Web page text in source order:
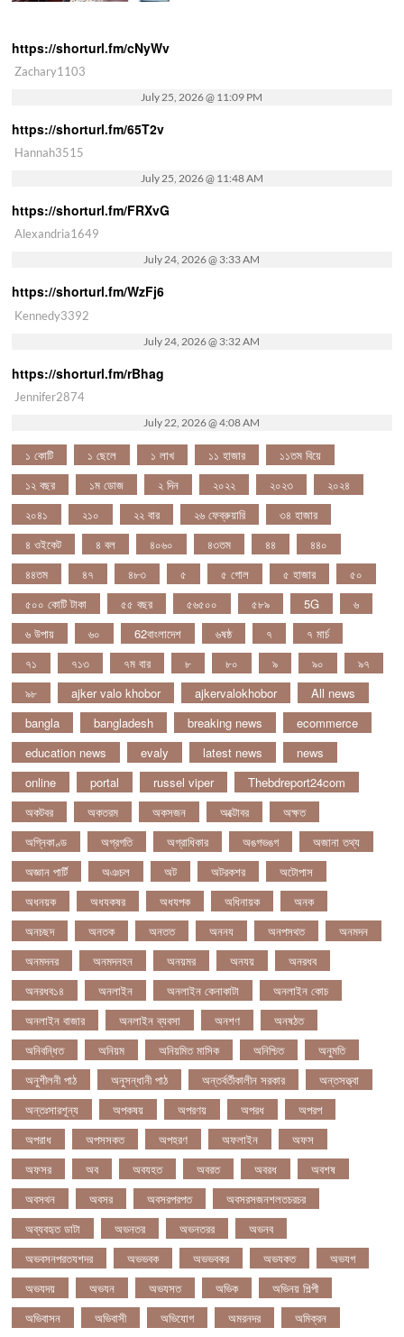
https://shorturl.fm/cNyWv
Zachary1103
July 25, 2026 @ 11:09 PM
https://shorturl.fm/65T2v
Hannah3515
July 25, 2026 @ 11:48 AM
https://shorturl.fm/FRXvG
Alexandria1649
July 24, 2026 @ 3:33 AM
https://shorturl.fm/WzFj6
Kennedy3392
July 24, 2026 @ 3:32 AM
https://shorturl.fm/rBhag
Jennifer2874
July 22, 2026 @ 4:08 AM
১ কোটি ১ ছেলে ১ লাখ ১১ হাজার
১১তম বিয়ে
১২ বছর
১ম ডোজ ২ দিন ২০২২ ২০২৩
২০২৪
২০৪১
২১০ ২২ বার ২৬ ফেব্রুয়ারি
৩৪ হাজার
৪ ওইকেট
৪ বল ৪০৬০ ৪৩তম ৪৪
৪৪০
৪৪তম
৪৭ ৪৮৩ ৫ ৫ গোল ৫ হাজার
৫০
৫০০ কোটি টাকা
৫৫ বছর ৫৬৫০০ ৫৮৯ 5G
৬
৬ উপায়
৬০ 62বাংলাদেশ ৬ষষ্ঠ ৭
৭ মার্চ
৭১
৭১৩ ৭ম বার ৮ ৮০ ৯ ৯০
৯৭
৯৮
ajker valo khobor ajkervalokhobor
All news
bangla
bangladesh breaking news
ecommerce
education news
evaly latest news
news
online
portal russel viper
Thebdreport24com
অকটবর
অকতরম অকসজন অক্টোবর
অক্ষত
অগ্নিকাণ্ড
অগ্রগতি অগ্রাধিকার অঙগভঙগ
অজানা তথ্য
অজ্ঞান পার্টি
অঞচল অট অটরকশর
অটোপাস
অধনয়ক
অধযকষর অধযপক অধিনায়ক
অনক
অনচছদ
অনতক অনতত অননয অনপসথত
অনমদন
অনমদনর
অনমদনহন অনয়মর অনযয়
অনরধব
অনরধব১৪
অনলাইন অনলাইন কেনাকাটা
অনলাইন কোচ
অনলাইন বাজার
অনলাইন ব্যবসা অনশণ
অনষঠত
অনিবন্ধিত
অনিয়ম অনিয়মিত মাসিক অনিশ্চিত
অনুমতি
অনুশীলনী পাঠ
অনুসন্ধানী পাঠ অন্তর্বর্তীকালীন সরকার
অন্তসত্ত্বা
অন্তঃসারশূন্য
অপকষয় অপরণয় অপরধ
অপরপ
অপরাধ
অপসসকত অপহরণ অফলাইন
অফস
অফসর
অব অবযহত অবরত অবরধ
অবশষ
অবসথন
অবসর অবসরপরপত
অবসরসজনশলতচরচর
অব্যবহৃত ডাটা
অভনতর অভনতরর
অভনব
অভবসনপরতযশদর
অভভবক অভভবকর অভযকত
অভযগ
অভযদয়
অভযন অভযসত অভিক
অভিনয় শিল্পী
অভিবাসন
অভিবাসী অভিযোগ অমরনদর
অমিক্রন